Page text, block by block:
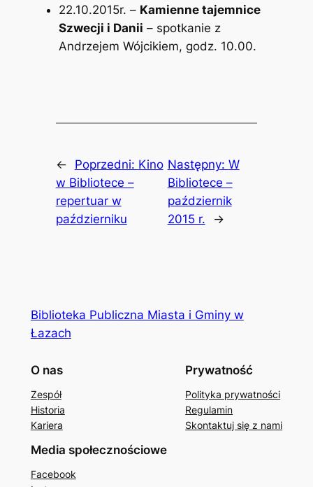
22.10.2015r. – Kamienne tajemnice
Szwecji i Danii – spotkanie z
Andrzejem Wójcikiem, godz. 10.00.
← Poprzedni: Kino
w Bibliotece –
repertuar w
październiku
Następny: W
Bibliotece –
październik
2015 r.
→
Biblioteka Publiczna Miasta i Gminy w
Łazach
O nas
Zespół
Historia
Kariera
Prywatność
Polityka prywatności
Regulamin
Skontaktuj się z nami
Media społecznościowe
Facebook